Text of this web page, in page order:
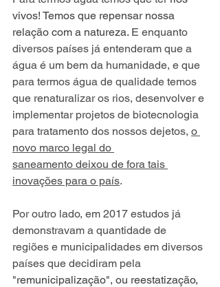
vivos! Temos que repensar nossa
relação com a natureza. E enquanto
diversos países já entenderam que a
água é um bem da humanidade, e que
para termos água de qualidade temos
que renaturalizar os rios, desenvolver e
implementar projetos de biotecnologia
para tratamento dos nossos dejetos, o
novo marco legal do
saneamento deixou de fora tais
inovações para o país.
Por outro lado, em 2017 estudos já
demonstravam a quantidade de
regiões e municipalidades em diversos
países que decidiram pela
"remunicipalização", ou reestatização,